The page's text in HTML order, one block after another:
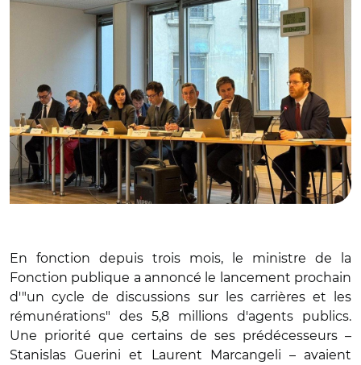
En fonction depuis trois mois, le ministre de la
Fonction publique a annoncé le lancement prochain
d'"un cycle de discussions sur les carrières et les
rémunérations" des 5,8 millions d'agents publics.
Une priorité que certains de ses prédécesseurs –
Stanislas Guerini et Laurent Marcangeli – avaient